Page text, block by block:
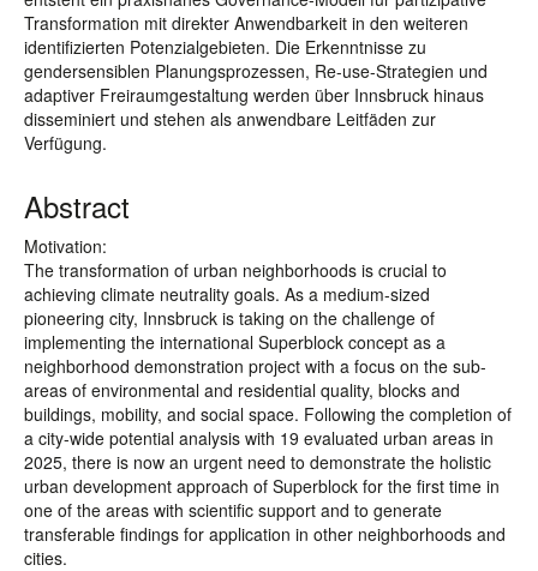
Transformation mit direkter Anwendbarkeit in den weiteren
identifizierten Potenzialgebieten. Die Erkenntnisse zu
gendersensiblen Planungsprozessen, Re-use-Strategien und
adaptiver Freiraumgestaltung werden über Innsbruck hinaus
disseminiert und stehen als anwendbare Leitfäden zur
Verfügung.
Abstract
Motivation:
The transformation of urban neighborhoods is crucial to
achieving climate neutrality goals. As a medium-sized
pioneering city, Innsbruck is taking on the challenge of
implementing the international Superblock concept as a
neighborhood demonstration project with a focus on the sub-
areas of environmental and residential quality, blocks and
buildings, mobility, and social space. Following the completion of
a city-wide potential analysis with 19 evaluated urban areas in
2025, there is now an urgent need to demonstrate the holistic
urban development approach of Superblock for the first time in
one of the areas with scientific support and to generate
transferable findings for application in other neighborhoods and
cities.